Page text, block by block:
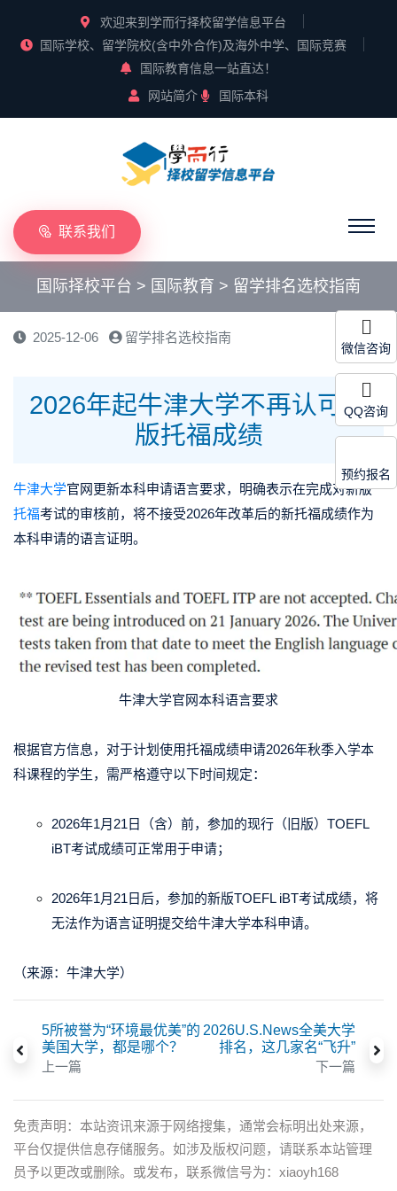
欢迎来到学而行择校留学信息平台
国际学校、留学院校(含中外合作)及海外中学、国际竞赛
国际教育信息一站直达！
网站简介
国际本科
联系我们
国际择校平台 > 国际教育 > 留学排名选校指南
2025-12-06 留学排名选校指南
2026年起牛津大学不再认可新
版托福成绩
牛津大学官网更新本科申请语言要求，明确表示在完成对新版
托福考试的审核前， 将不接受2026年改革后的新托福成绩作为
本科申请的语言证明。
牛津大学官网本科语言要求
根据官方信息，对于计划使用托福成绩申请2026年秋季入学本
科课程的学生，需严格遵守以下时间规定：
2026年1月21日（含）前，参加的现行（旧版）TOEFL
iBT考试成绩可正常用于申请；
2026年1月21日后，参加的新版TOEFL iBT考试成绩，将
无法作为语言证明提交给牛津大学本科申请。
（来源：牛津大学）
5所被誉为“环境最优美”的
美国大学，都是哪个？
上一篇
2026U.S.News全美大学
排名，这几家名“飞升”
下一篇
免责声明：本站资讯来源于网络搜集，通常会标明出处来源，
平台仅提供信息存储服务。如涉及版权问题，请联系本站管理
员予以更改或删除。或发布，联系微信号为：xiaoyh168
微信咨询
QQ咨询
预约报名